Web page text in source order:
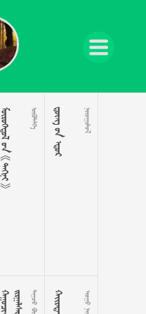

     
  
 